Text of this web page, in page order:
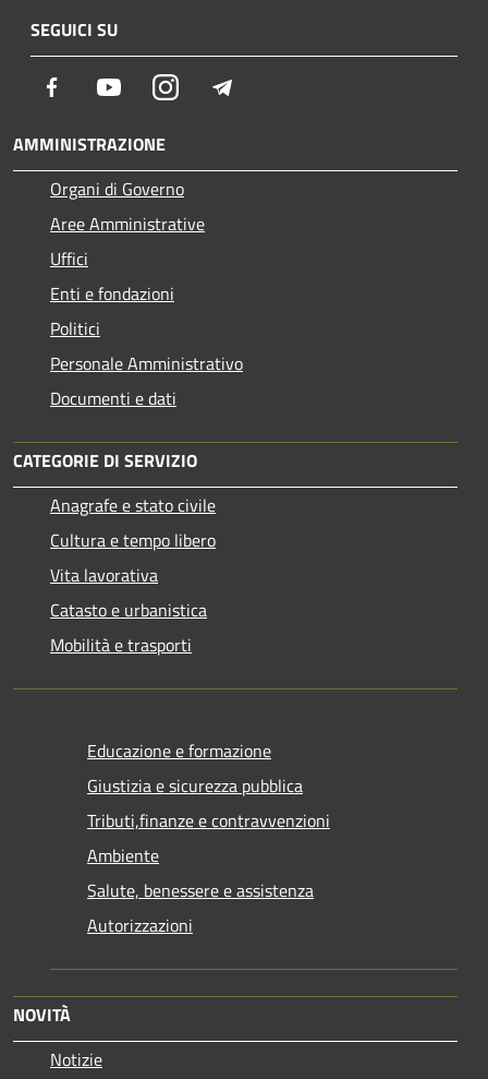
SEGUICI SU
Facebook YoutubeInstagram
AMMINISTRAZIONE
Organi di Governo
Aree Amministrative
Uffici
Enti e fondazioni
Politici
Personale Amministrativo
Documenti e dati
CATEGORIE DI SERVIZIO
Anagrafe e stato civile
Cultura e tempo libero
Vita lavorativa
Catasto e urbanistica
Mobilità e trasporti
Educazione e formazione
Giustizia e sicurezza pubblica
Tributi,finanze e contravvenzioni
Ambiente
Salute, benessere e assistenza
Autorizzazioni
NOVITÀ
Notizie